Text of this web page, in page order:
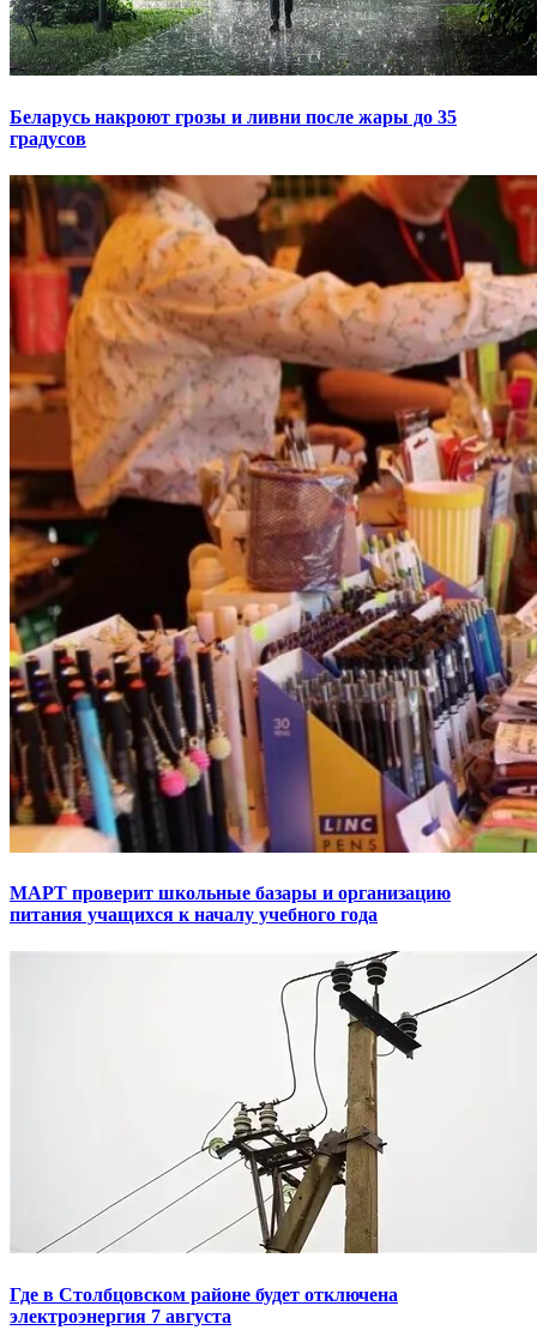
Беларусь накроют грозы и ливни после жары до 35
градусов
МАРТ проверит школьные базары и организацию
питания учащихся к началу учебного года
Где в Столбцовском районе будет отключена
электроэнергия 7 августа